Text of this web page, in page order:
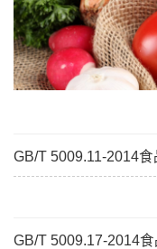
GB/T 5009.11-2014
GB/T 5009.17-2014